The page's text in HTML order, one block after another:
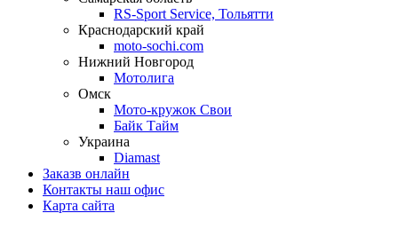
RS-Sport Service, Тольятти
Краснодарский край
moto-sochi.com
Нижний Новгород
Мотолига
Омск
Мото-кружок Свои
Байк Тайм
Украина
Diamast
Заказв онлайн
Контакты наш офис
Карта сайта